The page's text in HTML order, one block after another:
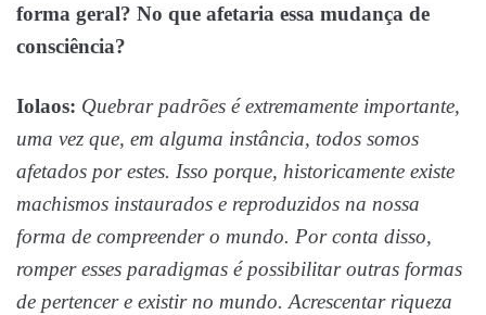
forma geral? No que afetaria essa mudança de
consciência?
Iolaos: Quebrar padrões é extremamente importante,
uma vez que, em alguma instância, todos somos
afetados por estes. Isso porque, historicamente existe
machismos instaurados e reproduzidos na nossa
forma de compreender o mundo. Por conta disso,
romper esses paradigmas é possibilitar outras formas
de pertencer e existir no mundo. Acrescentar riqueza